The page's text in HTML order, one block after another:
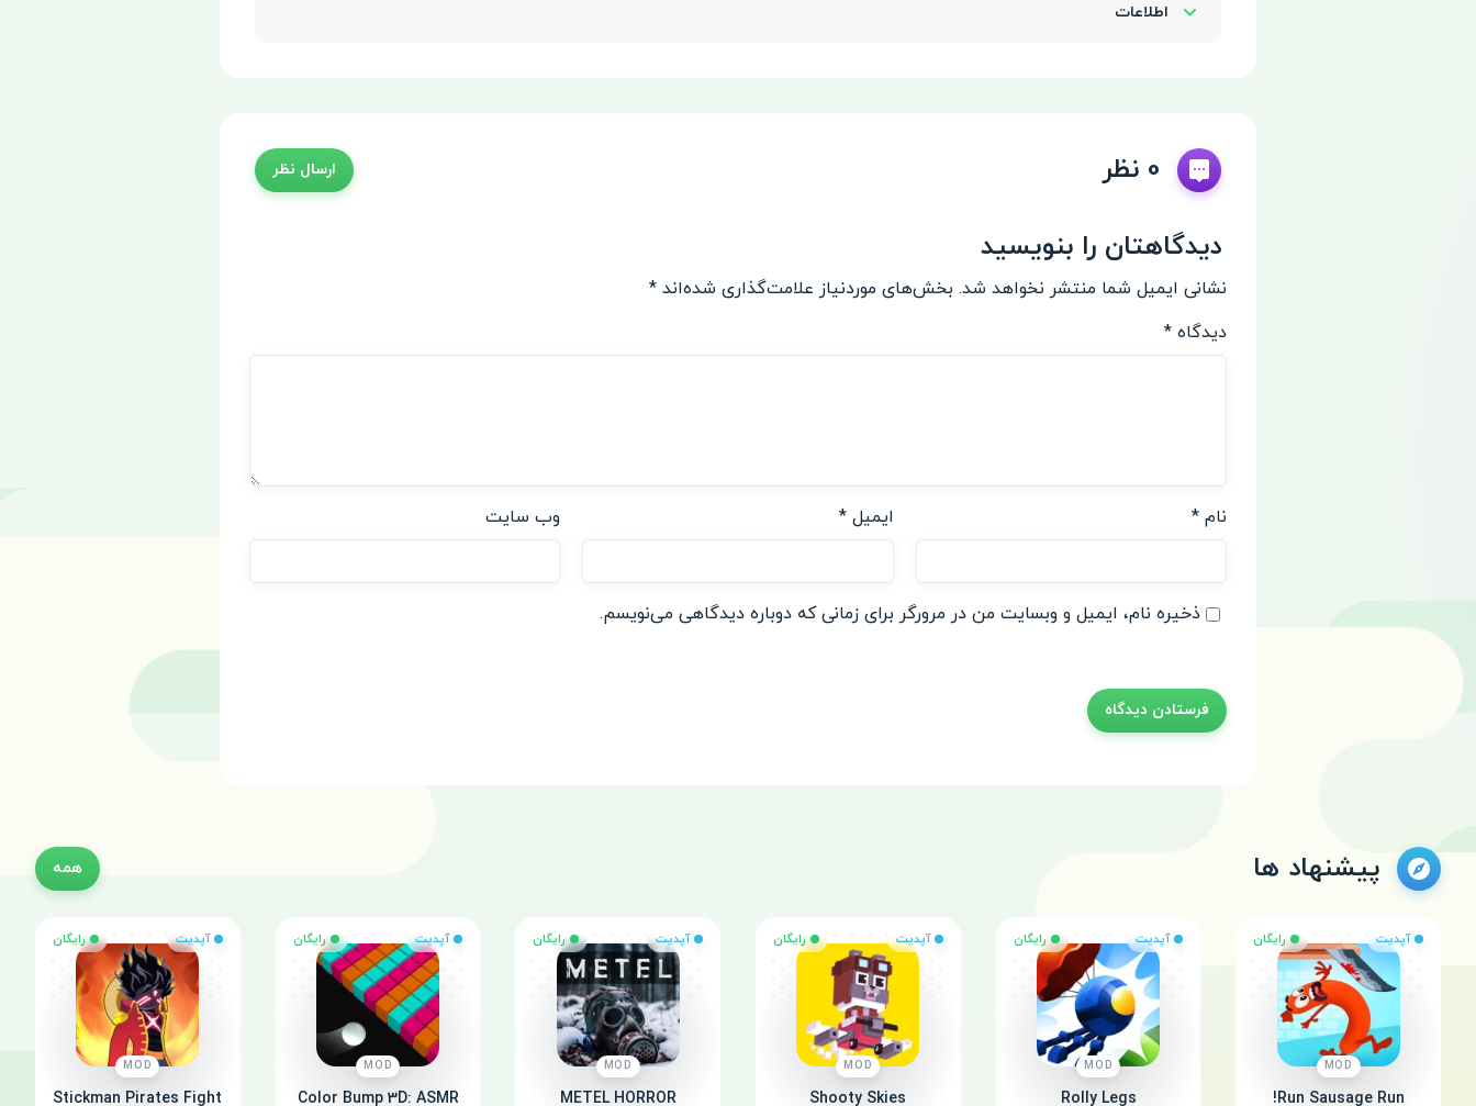
اطلاعات
0 نظر ارسال نظر
دیدگاهتان را بنویسید
نشانی ایمیل شما منتشر نخواهد شد. بخش‌های موردنیاز علامت‌گذاری شده‌اند *
دیدگاه *
نام * ایمیل* وب‌ سایت
ذخیره نام، ایمیل و وبسایت من در مرورگر برای زمانی که دوباره دیدگاهی می‌نویسم.
پیشنهاد ها همه
آپدیت رایگان
MOD
Run Sausage Run!
آپدیت رایگان
MOD
Rolly Legs
آپدیت رایگان
MOD
Shooty Skies
آپدیت رایگان
MOD
METEL HORROR
آپدیت رایگان
MOD
Color Bump 3D: ASMR
آپدیت رایگان
MOD
Stickman Pirates Fight